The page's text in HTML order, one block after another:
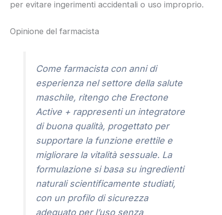
per evitare ingerimenti accidentali o uso improprio.
Opinione del farmacista
Come farmacista con anni di
esperienza nel settore della salute
maschile, ritengo che Erectone
Active + rappresenti un integratore
di buona qualità, progettato per
supportare la funzione erettile e
migliorare la vitalità sessuale. La
formulazione si basa su ingredienti
naturali scientificamente studiati,
con un profilo di sicurezza
adeguato per l’uso senza